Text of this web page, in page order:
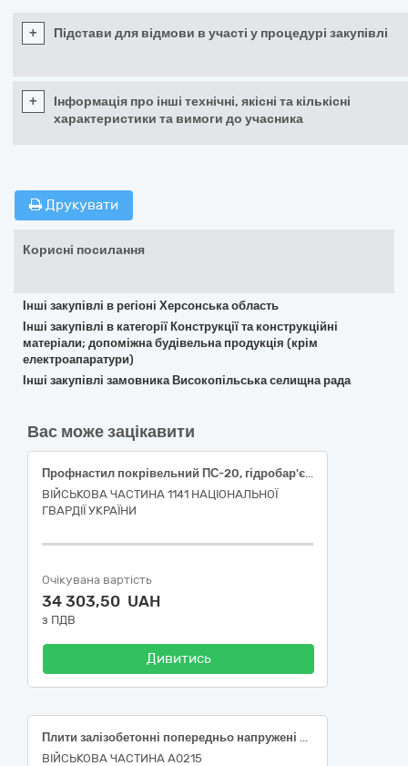
+ Підстави для відмови в участі у процедурі закупівлі
+
Інформація про інші технічні, якісні та кількісні
характеристики та вимоги до учасника
Друкувати
Корисні посилання
Інші закупівлі в регіоні Херсонська область
Інші закупівлі в категорії Конструкції та конструкційні
матеріали; допоміжна будівельна продукція (крім
електроапаратури)
Інші закупівлі замовника Високопільська селищна рада
Вас може зацікавити
Профнастил покрівельний ПС-20, гідробар'єр армований
ВІЙСЬКОВА ЧАСТИНА 1141 НАЦІОНАЛЬНОЇ
ГВАРДІЇ УКРАЇНИ
Очікувана вартість
34 303,50 UAH
з ПДВ
Дивитись
Плити залізобетонні попередньо напружені ПАГ-18V для аеродромного покриття
ВІЙСЬКОВА ЧАСТИНА А0215